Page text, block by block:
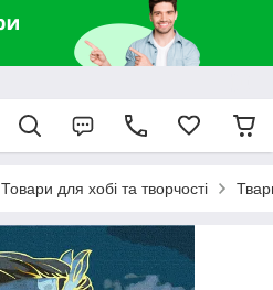
Товари для хобі та творчості